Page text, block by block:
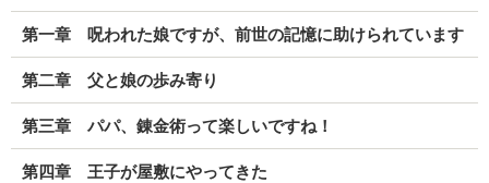
第一章 呪われた娘ですが、前世の記憶に助けられています
第二章 父と娘の歩み寄り
第三章 パパ、錬金術って楽しいですね！
第四章 王子が屋敷にやってきた